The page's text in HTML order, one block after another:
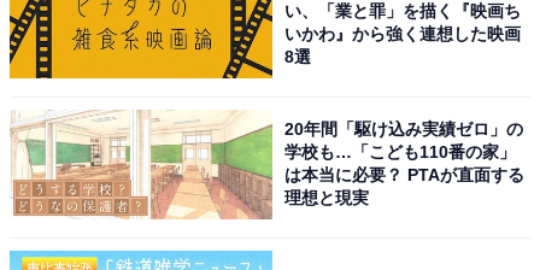
い、「業と罪」を描く『映画ち
いかわ』から強く連想した映画
8選
20年間「駆け込み実績ゼロ」の
学校も…「こども110番の家」
は本当に必要？ PTAが直面する
理想と現実